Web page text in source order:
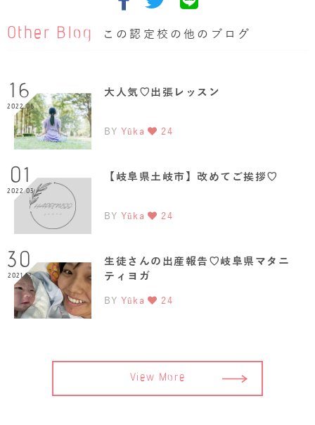
Other Blog この認定校の他のブログ
16
2022.06
大人気♡出張レッスン
BY Yûka 24
01
2022.03
【岐阜県土岐市】改めてご挨拶♡
BY Yûka 24
30
2021.12
生徒さんの出産報告♡岐阜県マタニ
ティヨガ
BY Yûka 24
View More